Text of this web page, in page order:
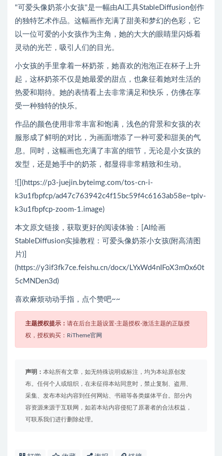
"可爱头像奶茶小女孩"是一幅由AI工具StableDiffusion创作
的独特艺术作品。这幅画作充满了甜美和梦幻的色彩，它
以一位可爱的小女孩作为主角，她的大大的眼睛里闪烁着
灵动的光芒，吸引人们的目光。
小女孩的手里拿着一杯奶茶，她喜欢的泡泡正在杯子上升
起，这杯奶茶不仅是她最爱的甜点，也象征着她对生活的
热爱和期待。她的表情看上去非常满足和快乐，仿佛在享
受一种独特的快乐。
作品的颜色使用非常丰富和饱满，浅色的背景和女孩的衣
服形成了鲜明的对比，为画面增添了一种可爱和甜美的气
息。同时，这幅画也充满了丰富的细节，无论是小女孩的
发型，还是她手中的奶茶，都显得非常精致和生动。
![](https://p3-juejin.byteimg.com/tos-cn-i-
k3u1fbpfcp/ad47c763942c4f15bc59f4c6163ab58e~tplv-
k3u1fbpfcp-zoom-1.image)
本文原文链接，获取更好的阅读体验：[AI绘画
StableDiffusion实操教程：可爱头像奶茶小女孩(附高清图
片)]
(https://y3if3fk7ce.feishu.cn/docx/LYxWd4nIFoX3m0x60t
5cMNDen3d)
喜欢麻烦动动手指，点个赞吧~~
主题授权提示： 请在后台主题设置-主题授权-激活主题的正版授
权，授权购买： RiTheme官网
声明： 本站所有文章，如无特殊说明或标注，均为本站原创发
布。任何个人或组织，在未征得本站同意时，禁止复制、盗用、
采集、发布本站内容到任何网站、书籍等各类媒体平台。部分内
容资源来源于互联网，如若本站内容侵犯了原著者的合法权益，
可联系我们进行删除处理。